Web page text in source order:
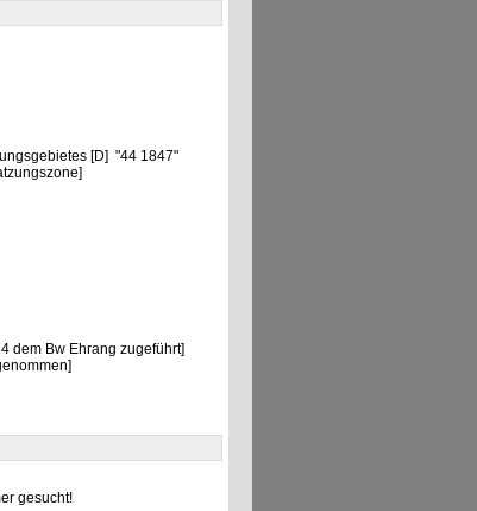
[D] "44 1847"
dem Bw Ehrang zugeführt]
gesucht!